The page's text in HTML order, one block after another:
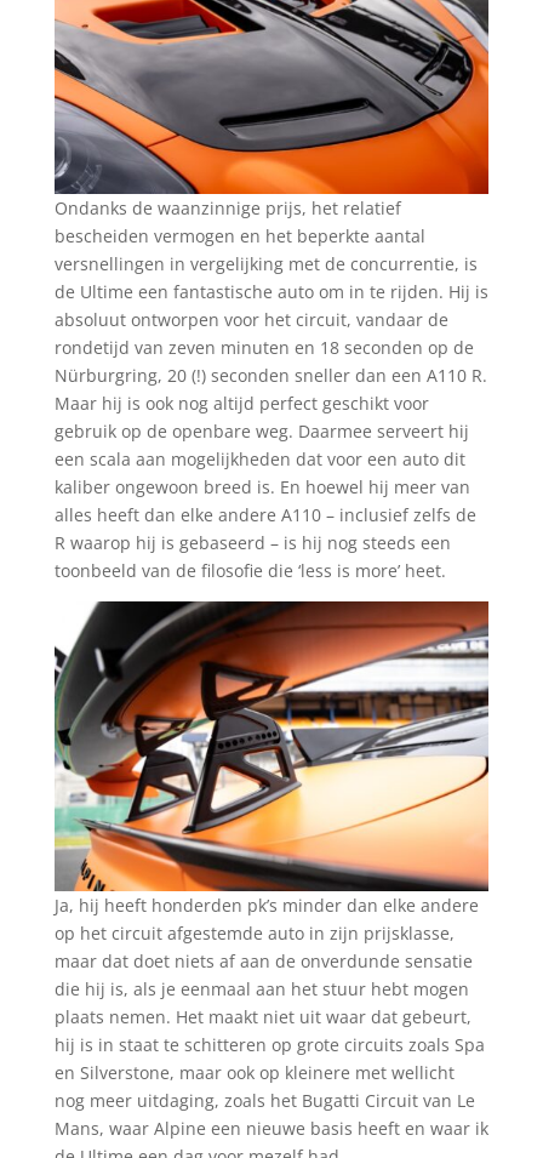
Ondanks de waanzinnige prijs, het relatief
bescheiden vermogen en het beperkte aantal
versnellingen in vergelijking met de concurrentie, is
de Ultime een fantastische auto om in te rijden. Hij is
absoluut ontworpen voor het circuit, vandaar de
rondetijd van zeven minuten en 18 seconden op de
Nürburgring, 20 (!) seconden sneller dan een A110 R.
Maar hij is ook nog altijd perfect geschikt voor
gebruik op de openbare weg. Daarmee serveert hij
een scala aan mogelijkheden dat voor een auto dit
kaliber ongewoon breed is. En hoewel hij meer van
alles heeft dan elke andere A110 – inclusief zelfs de
R waarop hij is gebaseerd – is hij nog steeds een
toonbeeld van de filosofie die ‘less is more’ heet.
Ja, hij heeft honderden pk’s minder dan elke andere
op het circuit afgestemde auto in zijn prijsklasse,
maar dat doet niets af aan de onverdunde sensatie
die hij is, als je eenmaal aan het stuur hebt mogen
plaats nemen. Het maakt niet uit waar dat gebeurt,
hij is in staat te schitteren op grote circuits zoals Spa
en Silverstone, maar ook op kleinere met wellicht
nog meer uitdaging, zoals het Bugatti Circuit van Le
Mans, waar Alpine een nieuwe basis heeft en waar ik